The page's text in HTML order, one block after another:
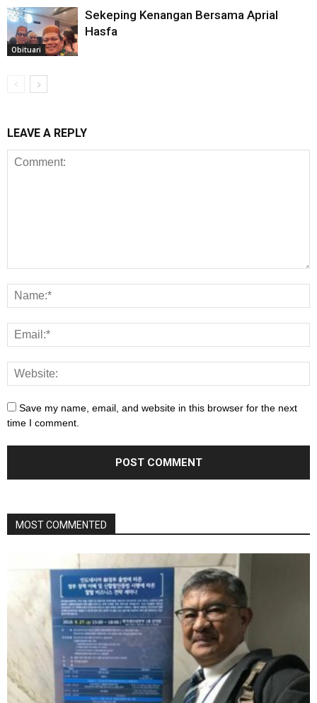
Obituari
Sekeping Kenangan Bersama Aprial
Hasfa
LEAVE A REPLY
Save my name, email, and website in this browser for the next
time I comment.
MOST COMMENTED